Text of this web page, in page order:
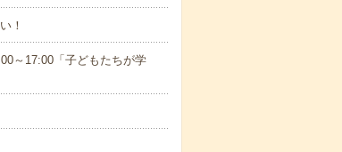
！
～17:00「子どもたちが学